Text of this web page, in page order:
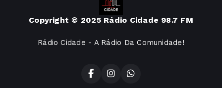
Copyright © 2025 Rádio Cidade 98.7 FM
Rádio Cidade - A Rádio Da Comunidade!